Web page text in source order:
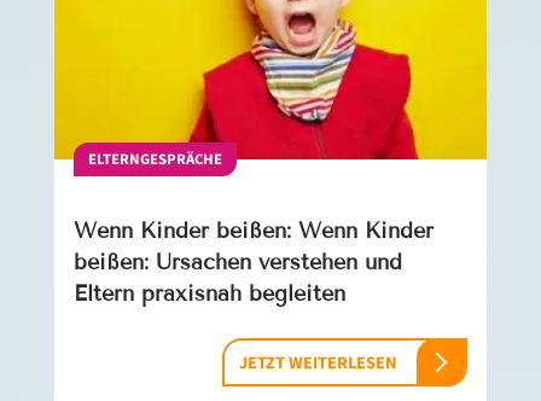
ELTERNGESPRÄCHE
Wenn Kinder beißen: Wenn Kinder
beißen: Ursachen verstehen und
Eltern praxisnah begleiten
JETZT WEITERLESEN